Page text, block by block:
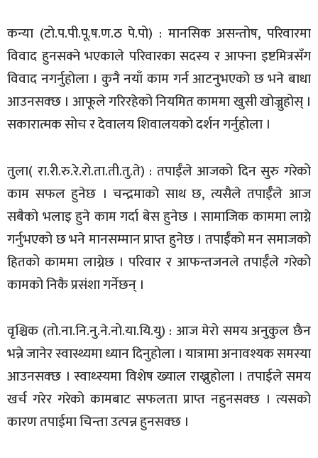
कन्या (टो.प.पी.पू.ष.ण.ठ पे.पो) : मानसिक असन्तोष, परिवारमा
विवाद हुनसक्ने भएकाले परिवारका सदस्य र आफ्ना इष्टमित्रसँग
विवाद नगर्नुहोला । कुनै नयाँ काम गर्न आटनुभएको छ भने बाधा
आउनसक्छ । आफूले गरिरहेको नियमित काममा खुसी खोज्नुहोस् ।
सकारात्मक सोच र देवालय शिवालयको दर्शन गर्नुहोला ।
तुला( रा.री.रु.रे.रो.ता.ती.तु.ते) : तपाईँले आजको दिन सुरु गरेको
काम सफल हुनेछ । चन्द्रमाको साथ छ, त्यसैले तपाईँले आज
सबैको भलाइ हुने काम गर्दा बेस हुनेछ । सामाजिक काममा लाग्ने
गर्नुभएको छ भने मानसम्मान प्राप्त हुनेछ । तपाईँको मन समाजको
हितको काममा लाग्नेछ । परिवार र आफन्तजनले तपाईँले गरेको
कामको निकै प्रसंशा गर्नेछन् ।
वृश्चिक (तो.ना.नि.नु.ने.नो.या.यि.यु) : आज मेरो समय अनुकुल छैन
भन्ने जानेर स्वास्थ्यमा ध्यान दिनुहोला । यात्रामा अनावश्यक समस्या
आउनसक्छ । स्वाथ्स्यमा विशेष ख्याल राख्नुहोला । तपाईले समय
खर्च गरेर गरेको कामबाट सफलता प्राप्त नहुनसक्छ । त्यसको
कारण तपाईमा चिन्ता उत्पन्न हुनसक्छ ।